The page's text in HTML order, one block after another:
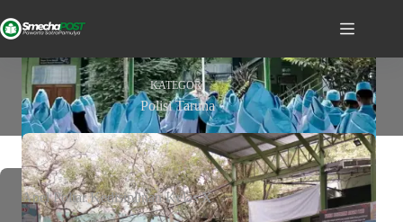
KATEGORI
Polisi Taruna
Apel Poltar Kedisiplinan Kelas X